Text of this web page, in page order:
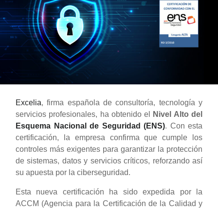
Excelia, firma española de consultoría, tecnología y
servicios profesionales, ha obtenido el
Nivel Alto del
Esquema Nacional de Seguridad (ENS). Con esta
certificación, la empresa confirma que cumple los
controles más exigentes para garantizar la protección
de sistemas, datos y servicios críticos, reforzando así
su apuesta por la ciberseguridad.
Esta nueva certificación ha sido expedida por la
ACCM (Agencia para la Certificación de la Calidad y